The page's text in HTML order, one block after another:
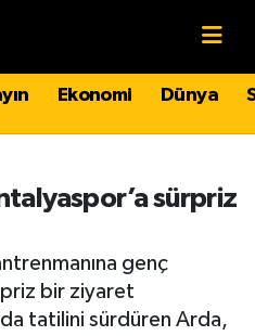
Ekonomi Dünya
sürpriz
genç
bir ziyaret
tatilini sürdüren Arda,
ve Fikstür